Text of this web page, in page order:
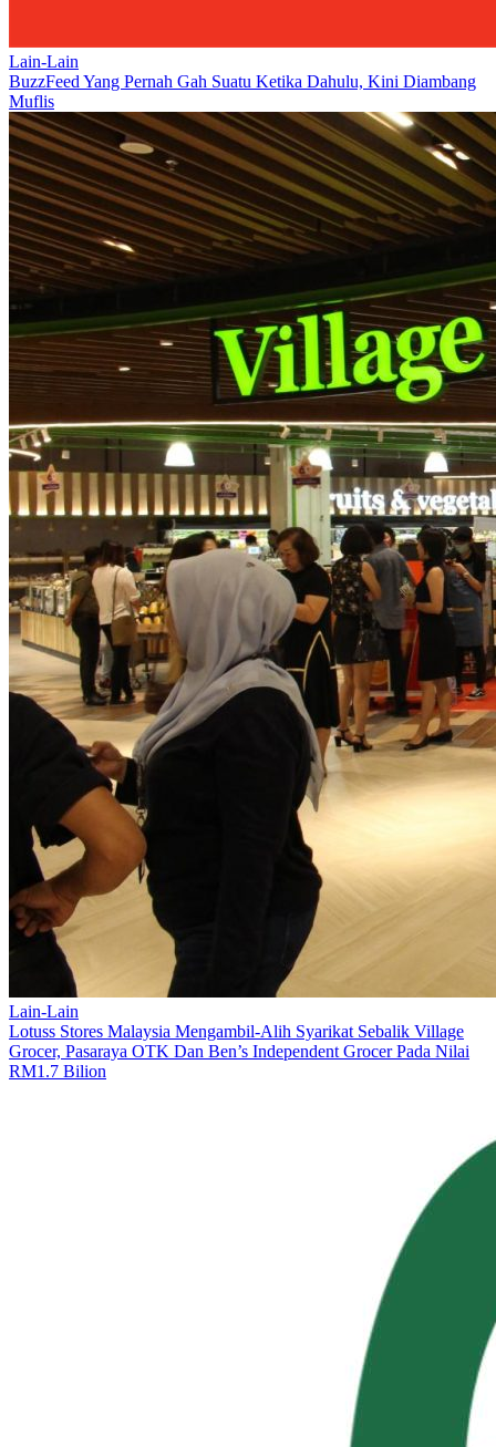
Lain-Lain
BuzzFeed Yang Pernah Gah Suatu Ketika Dahulu, Kini Diambang
Muflis
Lain-Lain
Lotuss Stores Malaysia Mengambil-Alih Syarikat Sebalik Village
Grocer, Pasaraya OTK Dan Ben’s Independent Grocer Pada Nilai
RM1.7 Bilion